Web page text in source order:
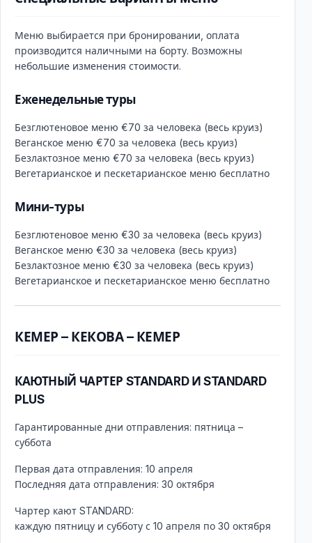
Меню выбирается при бронировании, оплата
производится наличными на борту. Возможны
небольшие изменения стоимости.
Еженедельные туры
Безглютеновое меню €70 за человека (весь круиз)
Веганское меню €70 за человека (весь круиз)
Безлактозное меню €70 за человека (весь круиз)
Вегетарианское и пескетарианское меню бесплатно
Мини-туры
Безглютеновое меню €30 за человека (весь круиз)
Веганское меню €30 за человека (весь круиз)
Безлактозное меню €30 за человека (весь круиз)
Вегетарианское и пескетарианское меню бесплатно
КЕМЕР – КЕКОВА – КЕМЕР
КАЮТНЫЙ ЧАРТЕР STANDARD И STANDARD
PLUS
Гарантированные дни отправления: пятница –
суббота
Первая дата отправления: 10 апреля
Последняя дата отправления: 30 октября
Чартер кают STANDARD:
каждую пятницу и субботу с 10 апреля по 30 октября